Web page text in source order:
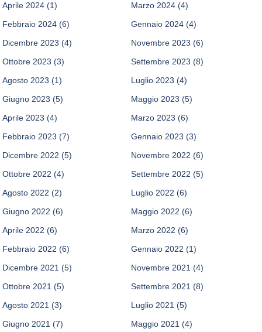
Aprile 2024 (1) Marzo 2024 (4)
Febbraio 2024 (6) Gennaio 2024 (4)
Dicembre 2023 (4) Novembre 2023 (6)
Ottobre 2023 (3) Settembre 2023 (8)
Agosto 2023 (1) Luglio 2023 (4)
Giugno 2023 (5) Maggio 2023 (5)
Aprile 2023 (4) Marzo 2023 (6)
Febbraio 2023 (7) Gennaio 2023 (3)
Dicembre 2022 (5) Novembre 2022 (6)
Ottobre 2022 (4) Settembre 2022 (5)
Agosto 2022 (2) Luglio 2022 (6)
Giugno 2022 (6) Maggio 2022 (6)
Aprile 2022 (6) Marzo 2022 (6)
Febbraio 2022 (6) Gennaio 2022 (1)
Dicembre 2021 (5) Novembre 2021 (4)
Ottobre 2021 (5) Settembre 2021 (8)
Agosto 2021 (3) Luglio 2021 (5)
Giugno 2021 (7) Maggio 2021 (4)